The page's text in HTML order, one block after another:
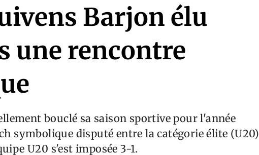
Barjon élu
une rencontre
bouclé sa saison sportive pour l'année
symbolique disputé entre la catégorie élite (U20)
U20 s'est imposée 3-1.